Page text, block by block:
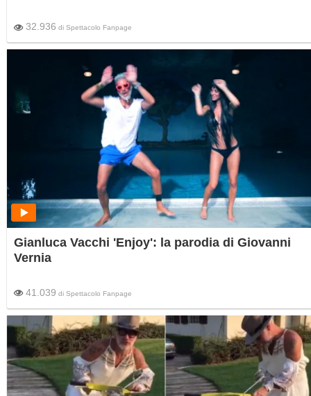
32.936 di Spettacolo Fanpage
Gianluca Vacchi 'Enjoy': la parodia di Giovanni
Vernia
41.039 di Spettacolo Fanpage